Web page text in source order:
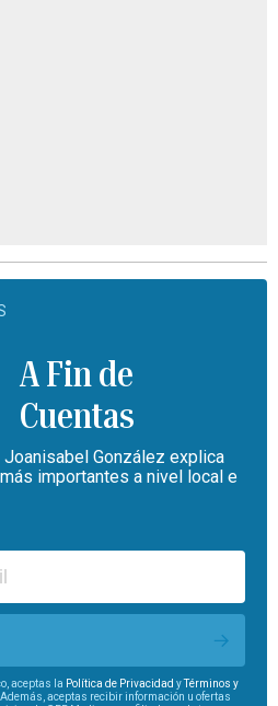
A Fin de
Cuentas
González explica
importantes a nivel local e
aceptas la Política de Privacidad yTérminos y
aceptas recibir información u ofertas